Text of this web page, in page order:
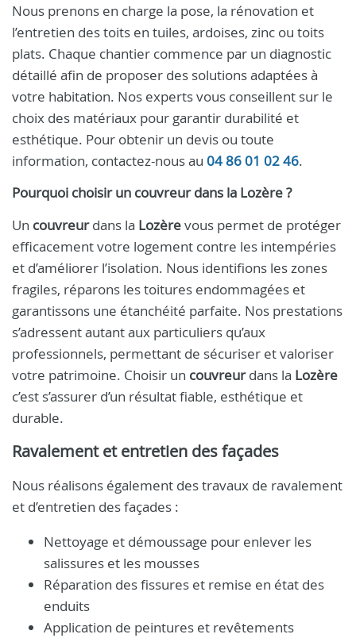
Nous prenons en charge la pose, la rénovation et
l’entretien des toits en tuiles, ardoises, zinc ou toits
plats. Chaque chantier commence par un diagnostic
détaillé afin de proposer des solutions adaptées à
votre habitation. Nos experts vous conseillent sur le
choix des matériaux pour garantir durabilité et
esthétique. Pour obtenir un devis ou toute
information, contactez-nous au 04 86 01 02 46.
Pourquoi choisir un couvreurdans la Lozère?
Un couvreurdans la Lozèrevous permet de protéger
efficacement votre logement contre les intempéries
et d’améliorer l’isolation. Nous identifions les zones
fragiles, réparons les toitures endommagées et
garantissons une étanchéité parfaite. Nos prestations
s’adressent autant aux particuliers qu’aux
professionnels, permettant de sécuriser et valoriser
votre patrimoine. Choisir un couvreurdans la Lozère
c’est s’assurer d’un résultat fiable, esthétique et
durable.
Ravalement et entretien des façades
Nous réalisons également des travaux de ravalement
et d’entretien des façades :
Nettoyage et démoussage pour enlever les
salissures et les mousses
Réparation des fissures et remise en état des
enduits
Application de peintures et revêtements